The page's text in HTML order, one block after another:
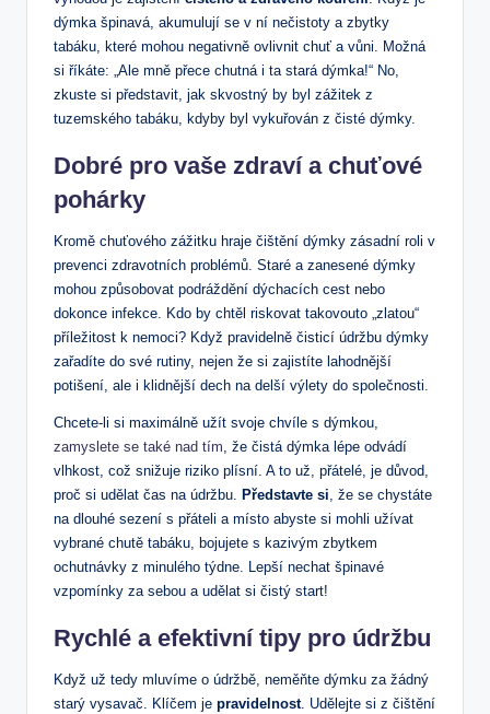
dýmka špinavá, akumulují se v ní nečistoty a zbytky
tabáku, které mohou negativně ovlivnit chuť a vůni. Možná
si říkáte: „Ale mně přece chutná i ta stará dýmka!“ No,
zkuste si představit, jak skvostný by byl zážitek z
tuzemského tabáku, kdyby byl vykuřován z čisté dýmky.
Dobré pro vaše zdraví a chuťové
pohárky
Kromě chuťového zážitku hraje čištění dýmky zásadní roli v
prevenci zdravotních problémů. Staré a zanesené dýmky
mohou způsobovat podráždění dýchacích cest nebo
dokonce infekce. Kdo by chtěl riskovat takovouto „zlatou“
příležitost k nemoci? Když pravidelně čisticí údržbu dýmky
zařadíte do své rutiny, nejen že si zajistíte lahodnější
potišení, ale i klidnější dech na delší výlety do společnosti.
Chcete-li si maximálně užít svoje chvíle s dýmkou,
zamyslete se také nad tím, že čistá dýmka lépe odvádí
vlhkost, což snižuje riziko plísní. A to už, přátelé, je důvod,
proč si udělat čas na údržbu. Představte si, že se chystáte
na dlouhé sezení s přáteli a místo abyste si mohli užívat
vybrané chutě tabáku, bojujete s kazivým zbytkem
ochutnávky z minulého týdne. Lepší nechat špinavé
vzpomínky za sebou a udělat si čistý start!
Rychlé a efektivní tipy pro údržbu
Když už tedy mluvíme o údržbě, neměňte dýmku za žádný
starý vysavač. Klíčem je pravidelnost. Udělejte si z čištění